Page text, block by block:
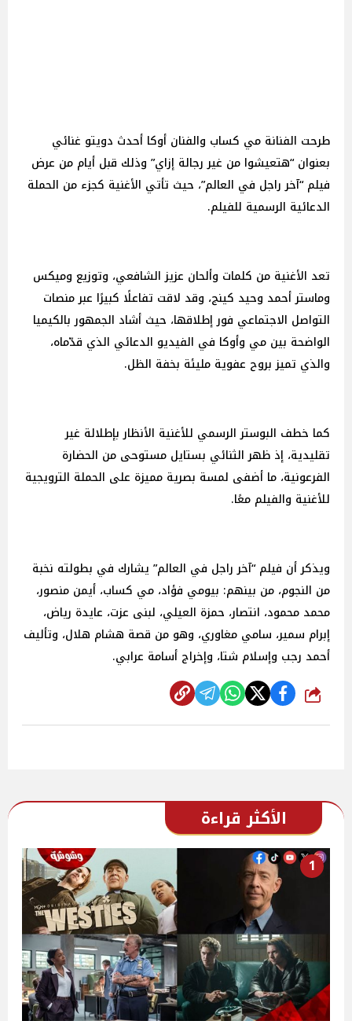
طرحت الفنانة مي كساب والفنان أوكا أحدث دويتو غنائي
بعنوان “هتعيشوا من غير رجالة إزاي” وذلك قبل أيام من عرض
فيلم “آخر راجل في العالم”، حيث تأتي الأغنية كجزء من الحملة
الدعائية الرسمية للفيلم.
تعد الأغنية من كلمات وألحان عزيز الشافعي، وتوزيع وميكس
وماستر أحمد وحيد كينج، وقد لاقت تفاعلًا كبيرًا عبر منصات
التواصل الاجتماعي فور إطلاقها، حيث أشاد الجمهور بالكيميا
الواضحة بين مي وأوكا في الفيديو الدعائي الذي قدّماه،
والذي تميز بروح عفوية مليئة بخفة الظل.
كما خطف البوستر الرسمي للأغنية الأنظار بإطلالة غير
تقليدية، إذ ظهر الثنائي بستايل مستوحى من الحضارة
الفرعونية، ما أضفى لمسة بصرية مميزة على الحملة الترويجية
للأغنية والفيلم معًا.
ويذكر أن فيلم “آخر راجل في العالم” يشارك في بطولته نخبة
من النجوم، من بينهم: بيومي فؤاد، مي كساب، أيمن منصور،
محمد محمود، انتصار، حمزة العيلي، لبنى عزت، عايدة رياض،
إبرام سمير، سامي مغاوري، وهو من قصة هشام هلال، وتأليف
أحمد رجب وإسلام شتا، وإخراج أسامة عرابي.
شارك
الأكثر قراءة
1